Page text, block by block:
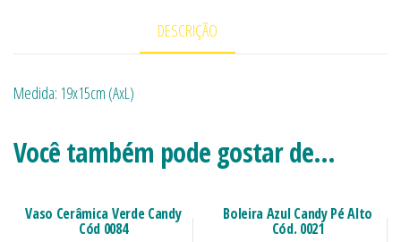
DESCRIÇÃO
Medida: 19x15cm (AxL)
Você também pode gostar de…
Vaso Cerâmica Verde Candy
Cód 0084
Boleira Azul Candy Pé Alto
Cód. 0021